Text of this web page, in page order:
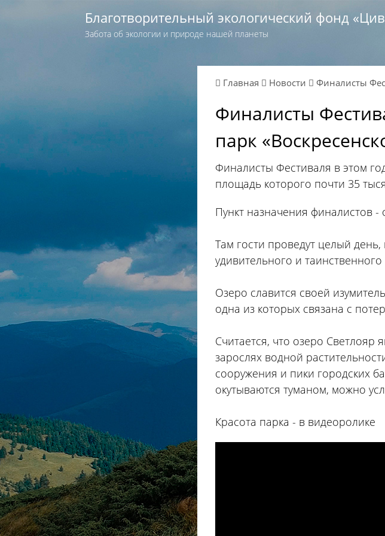
Благотворительный экологический фонд
Забота об экологии и природе нашей планеты
Главная Новости Финалисты
Финалисты
парк
Финалисты Фестиваля в этом
площадь которого почти 35
Пункт назначения финалистов
Там гости проведут целый
удивительного и
Озеро славится своей
одна из которых связана с
Считается, что озеро
зарослях водной
сооружения и пики городских
окутываются туманом, можно
Красота парка - в видеоролике